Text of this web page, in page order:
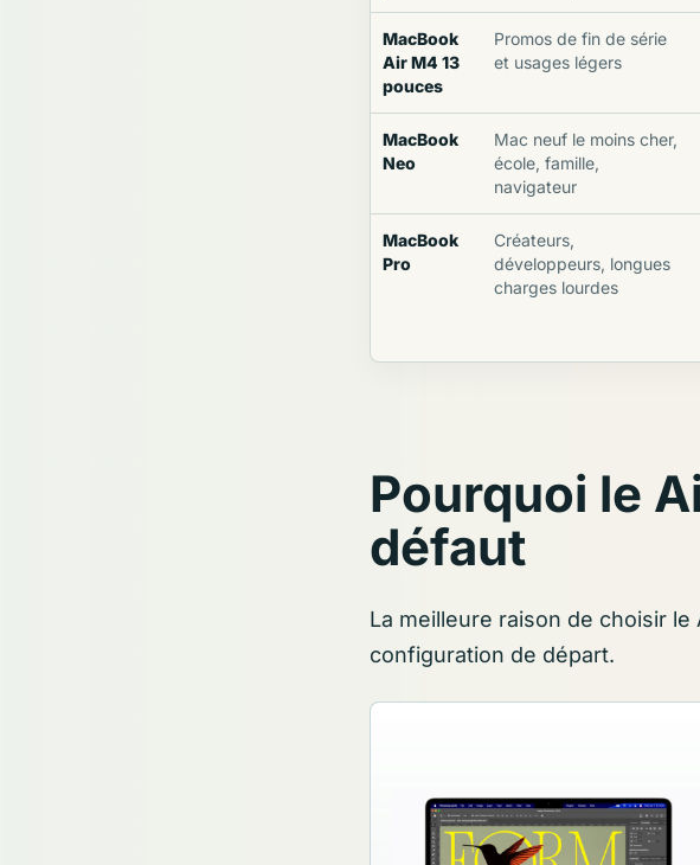
MacBook
Air M4 13
pouces
Promos de fin de série
et usages légers
MacBook
Neo
Mac neuf le moins cher,
école, famille,
navigateur
MacBook
Pro
Créateurs,
développeurs, longues
charges lourdes
Pourquoi le
défaut
La meilleure raison de choisir le
configuration de départ.